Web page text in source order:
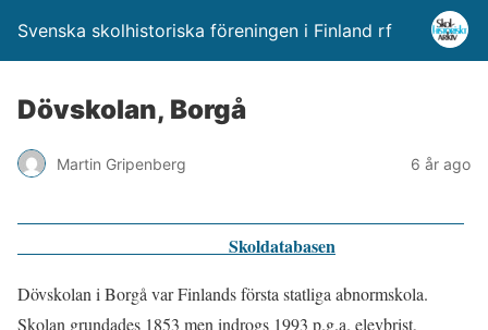
Svenska skolhistoriska föreningen i Finland rf
Dövskolan, Borgå
Martin Gripenberg 6 år ago
Skoldatabasen
Dövskolan i Borgå var Finlands första statliga abnormskola.
Skolan grundades 1853 men indrogs 1993 p.g.a. elevbrist,